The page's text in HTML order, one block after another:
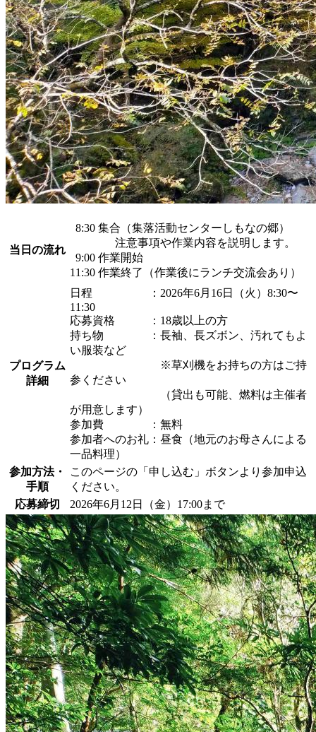
当日の流れ
8:30 集合（集落活動センターしもなの郷）
注意事項や作業内容を説明します。
9:00 作業開始
11:30 作業終了（作業後にランチ交流会あり）
プログラム
詳細
日程 ：2026年6月16日（火）8:30〜
11:30
応募資格 ：18歳以上の方
持ち物 ：長袖、長ズボン、汚れてもよ
い服装など
※草刈機をお持ちの方はご持
参ください
（貸出も可能、燃料は主催者
が用意します）
参加費 ：無料
参加者へのお礼：昼食（地元のお母さんによる
一品料理）
参加方法・
手順
このページの「申し込む」ボタンより参加申込
ください。
応募締切
2026年6月12日（金）17:00まで